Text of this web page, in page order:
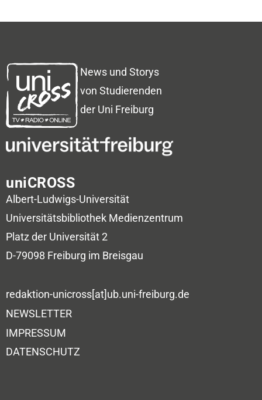
News und Storys
von Studierenden
der Uni Freiburg
uniCROSS
Albert-Ludwigs-Universität
Universitätsbibliothek Medienzentrum
Platz der Universität 2
D-79098 Freiburg im Breisgau
redaktion-unicross[at]ub.uni-freiburg.de
NEWSLETTER
IMPRESSUM
DATENSCHUTZ